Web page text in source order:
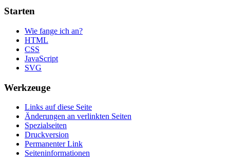
Starten
Wie fange ich an?
HTML
CSS
JavaScript
SVG
Werkzeuge
Links auf diese Seite
Änderungen an verlinkten Seiten
Spezialseiten
Druckversion
Permanenter Link
Seiten­informationen